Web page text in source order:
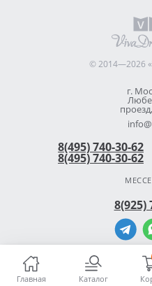
Главная Каталог
© 2014—2026
г.
8(495) 740-30-62
8(495) 740-30-62
8(925)